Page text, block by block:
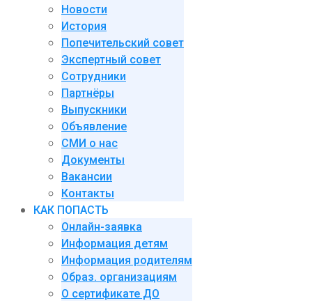
Новости
История
Попечительский совет
Экспертный совет
Сотрудники
Партнёры
Выпускники
Объявление
СМИ о нас
Документы
Вакансии
Контакты
КАК ПОПАСТЬ
Онлайн-заявка
Информация детям
Информация родителям
Образ. организациям
О сертификате ДО